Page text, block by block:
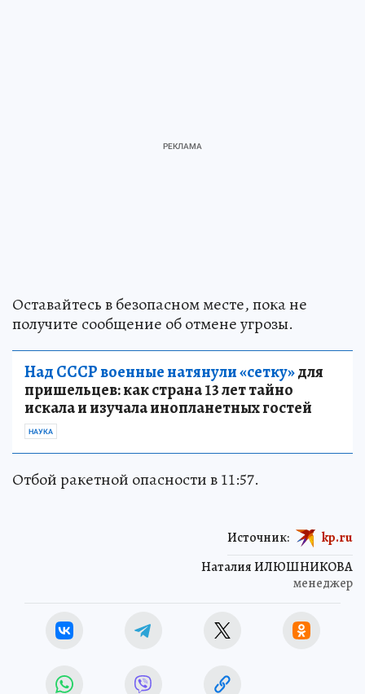
Оставайтесь в безопасном месте, пока не
получите сообщение об отмене угрозы.
Над СССР военные натянули «сетку»для
пришельцев: как страна 13 лет тайно
искала и изучала инопланетных гостей
НАУКА
Отбой ракетной опасности в 11:57.
Наталия ИЛЮШНИКОВА
менеджер
Источник: kp.ru